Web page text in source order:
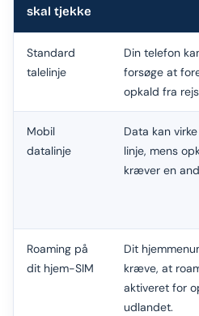
skal tjekke
Standard
talelinje
Din telefon
forsøge at
opkald fra
Mobil
datalinje
Data kan
linje, mens
kræver en
Roaming på
dit hjem-SIM
Dit
kræve, at
aktiveret for
udlandet.